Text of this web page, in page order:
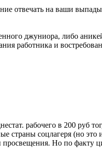
отвечать на ваши
джуниора, либо
работника и
рабочего в 200
страны соцлагеря (но
Но по